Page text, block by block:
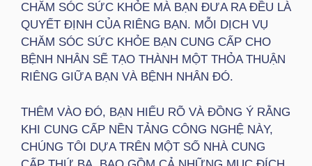
CHĂM SÓC SỨC KHỎE MÀ BẠN ĐƯA RA ĐỀU LÀ
QUYẾT ĐỊNH CỦA RIÊNG BẠN. MỖI DỊCH VỤ
CHĂM SÓC SỨC KHỎE BẠN CUNG CẤP CHO
BỆNH NHÂN SẼ TẠO THÀNH MỘT THỎA THUẬN
RIÊNG GIỮA BẠN VÀ BỆNH NHÂN ĐÓ.
THÊM VÀO ĐÓ, BẠN HIỂU RÕ VÀ ĐỒNG Ý RẰNG
KHI CUNG CẤP NỀN TẢNG CÔNG NGHỆ NÀY,
CHÚNG TÔI DỰA TRÊN MỘT SỐ NHÀ CUNG